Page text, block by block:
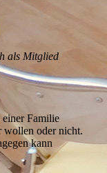
als Mitglied
einer Familie
oder nicht.
kann